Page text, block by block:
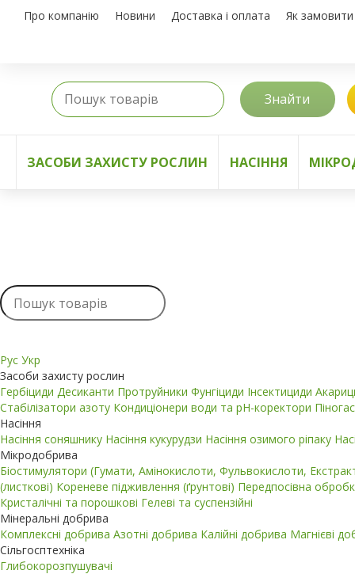
Про компанію Новини Доставка і оплата Як замовити
Знайти
ЗАСОБИ ЗАХИСТУ РОСЛИН НАСІННЯ
Рус Укр
Засоби захисту рослин
Гербіциди Десиканти Протруйники Фунгіциди Інсектициди
Стабілізатори азоту Кондиціонери води та pH-коректори
Насіння
Насіння соняшнику Насіння кукурудзи Насіння озимого ріпаку
Мікродобрива
Біостимулятори (Гумати, Амінокислоти, Фульвокислоти,
(листкові) Кореневе підживлення (ґрунтові) Передпосівна
Кристалічні та порошкові Гелеві та суспензійні
Мінеральні добрива
Комплексні добрива Азотні добрива Калійні добрива Магнієві
Сільгосптехніка
Глибокорозпушувачі